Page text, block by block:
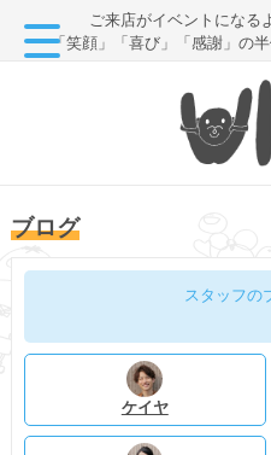
ご来店がイベントになる
「笑顔」「喜び」「感謝」の
ブログ
スタッフの
ケイヤ